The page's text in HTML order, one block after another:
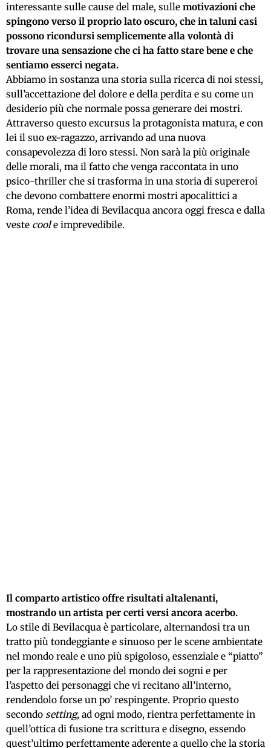
interessante sulle cause del male, sulle motivazioni che
spingono verso il proprio lato oscuro, che in taluni casi
possono ricondursi semplicemente alla volontà di
trovare una sensazione che ci ha fatto stare bene e che
sentiamo esserci negata.
Abbiamo in sostanza una storia sulla ricerca di noi stessi,
sull’accettazione del dolore e della perdita e su come un
desiderio più che normale possa generare dei mostri.
Attraverso questo excursus la protagonista matura, e con
lei il suo ex-ragazzo, arrivando ad una nuova
consapevolezza di loro stessi. Non sarà la più originale
delle morali, ma il fatto che venga raccontata in uno
psico-thriller che si trasforma in una storia di supereroi
che devono combattere enormi mostri apocalittici a
Roma, rende l’idea di Bevilacqua ancora oggi fresca e dalla
veste coole imprevedibile.
Il comparto artistico offre risultati altalenanti,
mostrando un artista per certi versi ancora acerbo.
Lo stile di Bevilacqua è particolare, alternandosi tra un
tratto più tondeggiante e sinuoso per le scene ambientate
nel mondo reale e uno più spigoloso, essenziale e “piatto”
per la rappresentazione del mondo dei sogni e per
l’aspetto dei personaggi che vi recitano all’interno,
rendendolo forse un po’ respingente. Proprio questo
secondo setting, ad ogni modo, rientra perfettamente in
quell’ottica di fusione tra scrittura e disegno, essendo
quest’ultimo perfettamente aderente a quello che la storia